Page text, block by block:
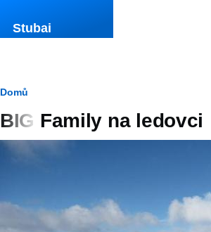
Stubai
Drobečková
navigace
Domů
BIG Family na ledovci